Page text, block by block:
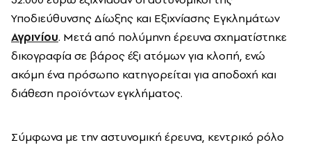
Υποδιεύθυνσης Δίωξης και Εξιχνίασης Εγκλημάτων
Αγρινίου. Μετά από πολύμηνη έρευνα σχηματίστηκε
δικογραφία σε βάρος έξι ατόμων για κλοπή, ενώ
ακόμη ένα πρόσωπο κατηγορείται για αποδοχή και
διάθεση προϊόντων εγκλήματος.
Σύμφωνα με την αστυνομική έρευνα, κεντρικό ρόλο